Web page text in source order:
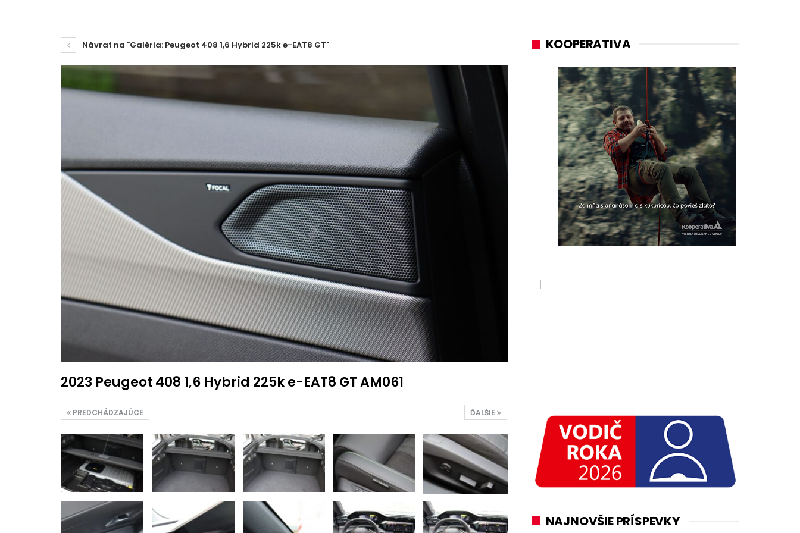
Návrat na "Galéria: Peugeot 408 1,6 Hybrid 225k e-EAT8 GT"
2023 Peugeot 408 1,6 Hybrid 225k e-EAT8 GT AM061
ĎALŠIE
PREDCHÁDZAJÚCE
KOOPERATIVA
NAJNOVŠIE PRÍSPEVKY